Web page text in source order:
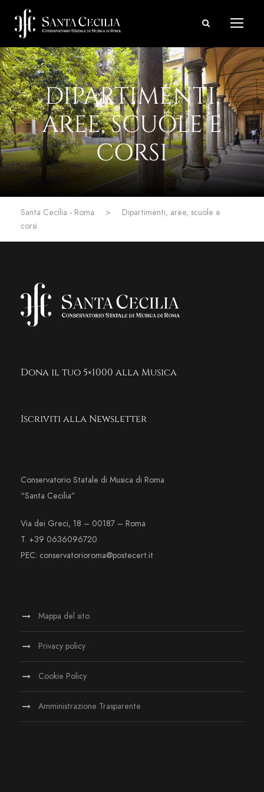
DIPARTIMENTI,
AREE, SCUOLE E
CORSI
Santa Cecilia - Roma >
Dipartimenti, aree, scuole e
corsi
Dona il tuo 5×1000 alla Musica
Iscriviti alla Newsletter
Conservatorio Statale di Musica di Roma
“Santa Cecilia”
Via dei Greci, 18 – 00187 – Roma
T. +39 0636096720
PEC: conservatorioroma@postecert.it
Mappa del sito
Privacy policy
Cookie Policy
Amministrazione Trasparente